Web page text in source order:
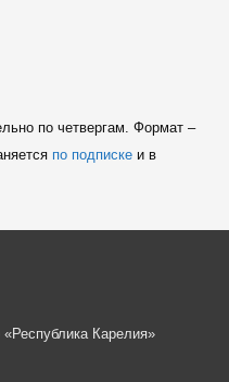
по четвергам. Формат –
по подпискеи в
Карелия»